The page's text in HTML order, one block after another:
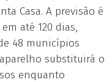
Casa. A previsão é
até 120 dias,
48 municípios
substituirá o
enquanto